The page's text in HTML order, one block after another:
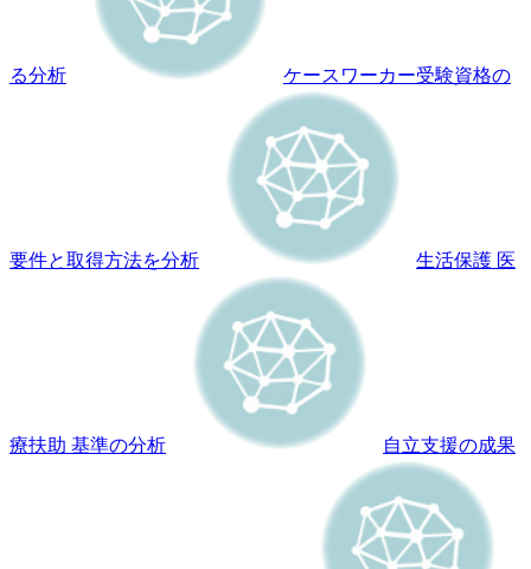
る分析 ケースワーカー受験資格の
要件と取得方法を分析 生活保護 医
療扶助 基準の分析 自立支援の成果